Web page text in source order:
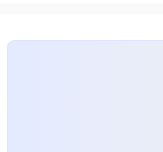
2021.11 현재 사용중인 스킨은